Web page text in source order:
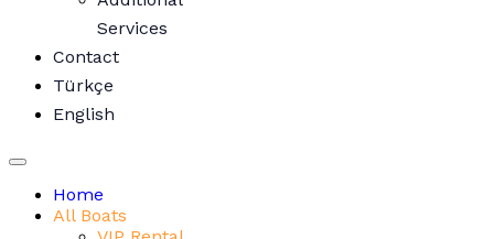
Services
Contact
Türkçe
English
Home
All Boats